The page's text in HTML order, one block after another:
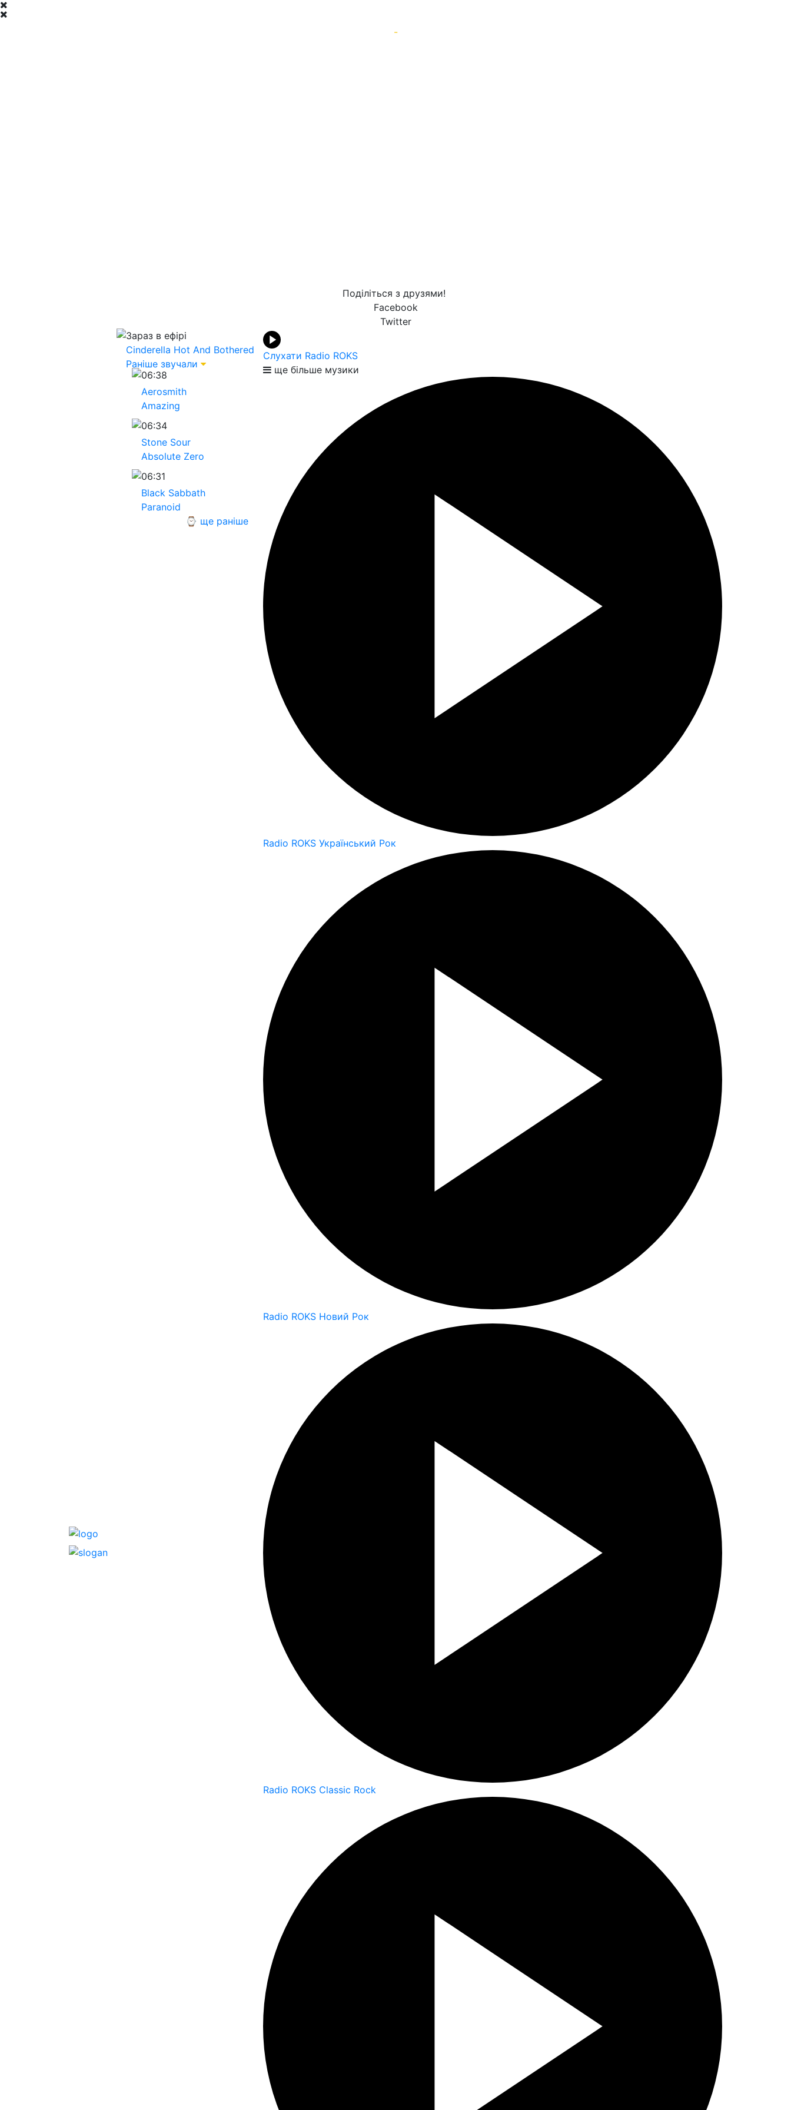
-
Поділіться з друзями!
Facebook
Twitter
Зараз в ефірі
Cinderella Hot And Bothered
Раніше звучали
06:38
Aerosmith
Amazing
06:34
Stone Sour
Absolute Zero
06:31
Black Sabbath
Paranoid
⌚ ще раніше
Слухати Radio ROKS
ще більше музики
Radio ROKS Український Рок
Radio ROKS Новий Рок
Radio ROKS Classic Rock